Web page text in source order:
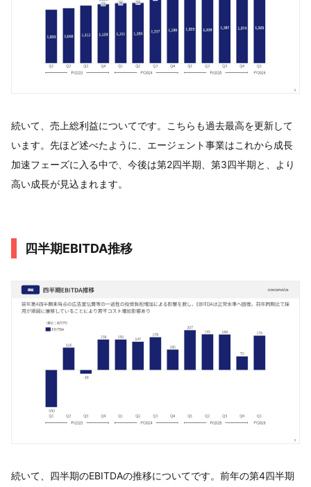
続いて、売上総利益についてです。こちらも過去最高を更新して
います。先ほど述べたように、エージェント事業はこれから成長
加速フェーズに入る中で、今後は第2四半期、第3四半期と、より
高い成長が見込まれます。
四半期EBITDA推移
続いて、四半期のEBITDAの推移についてです。前年の第4四半期